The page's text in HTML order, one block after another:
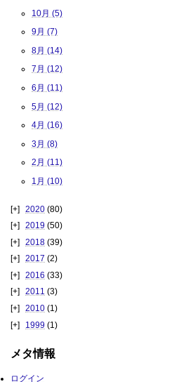
10月 (5)
9月 (7)
8月 (14)
7月 (12)
6月 (11)
5月 (12)
4月 (16)
3月 (8)
2月 (11)
1月 (10)
2020 (80)
2019 (50)
2018 (39)
2017 (2)
2016 (33)
2011 (3)
2010 (1)
1999 (1)
メタ情報
ログイン